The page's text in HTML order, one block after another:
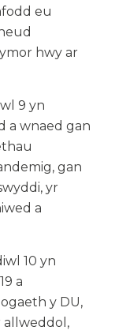
eu
hwy ar
9 yn
a wnaed gan
gan
yr
a
10 yn
a
y DU,
allweddol,